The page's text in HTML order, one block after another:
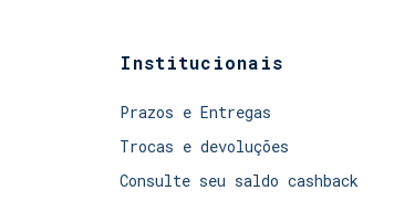
Institucionais
Prazos e Entregas
Trocas e devoluções
Consulte seu saldo cashback